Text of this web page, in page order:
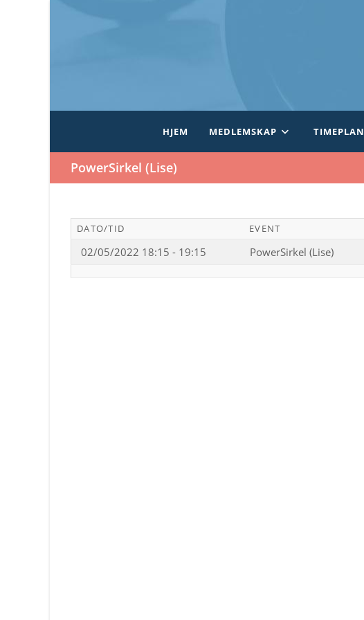
HJEM MEDLEMSKAP TIMEPLAN
PowerSirkel (Lise)
DATO/TID EVENT
02/05/2022 18:15 - 19:15 PowerSirkel (Lise)